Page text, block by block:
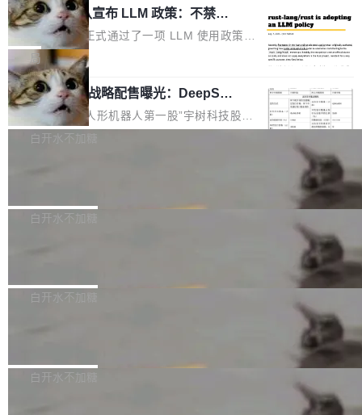
配、功耗与稳定性调优、兼容性测评及统一互联
等内容展开系统讲解和实战交流，帮助企业进一
步了解开源鸿蒙在智能...
Hub 员工 kdaigle 在 HN 讨论中贴出了一组数
据：2025 年全年 10 亿次 commit。现在，每周
2.75 亿次，全年预计 140 亿次。GitHub...
ontinual Harness。在 ARC-AGI 3 基准测试
上，Prime Agent + Opus 5 的组合达到了 95.
5% RHAE Best@1，超过了 ARC 报告的人类专
家基线 95.4%。 不是又一个 coding agent 包装
器 Prime Agent 的架构和市面上大多数 coding
agent 有本质区别。大多数 agent harness 的设
计是基于早期模型的能力—...
Rust 项目团队宣布 LLM 政策：不禁
止，但你要承认哪些代码不是你写的
Rust 语言项目正式通过了一项 LLM 使用政策，
覆盖 rust-lang/rust 单一仓库的代码贡献。这不
是项目级别的官方立场，目前由五个团队采纳，
但它可能是主流开源项目中关于 AI 辅助贡献最
细致的一份规则。 政策的核心只有一句话：LLM
可以用来分析、提炼、审阅、建议，但不能用来
不得生成涉及安全性的关键变更，除非作者本身
局
宇树科技 IPO 战略配售曝光：DeepSe
ek 获配 93.3 万股，锁定 36 个月
8月6日晚间，“人形机器人第一股”宇树科技股份
有限公司披露IPO发行价格及战略配售结果，杭
36个月。 公告显示，本次宇树科技战略配售对
员工参与设立的专项资产管理计划。其中，Dee
获配9...
白开水不加糖
Bug fixes and enhancements 修复多次传递同
一个回归问题，该问题导致拉取镜像时会拒绝包
题，该问题可能导致在旧版 Linux 内核...
白开水不加糖
e 孵化器项目管理委员会（IPMC）投票中获得
P）！这一里程碑不仅标志着 Fluss 迈入新的发
白开水不加糖
长期停止内容更新，未能实现其作为“AI版维基百
白开水不加糖